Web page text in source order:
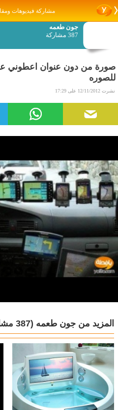
مشاركة فيديوهات
جون طعمه
387 مشاركة
صورة من دون عنوان اعطوني
للصوره
نشرت 12/11/2012 على 17:29
المزيد من جون طعمه (387 مشاركة)